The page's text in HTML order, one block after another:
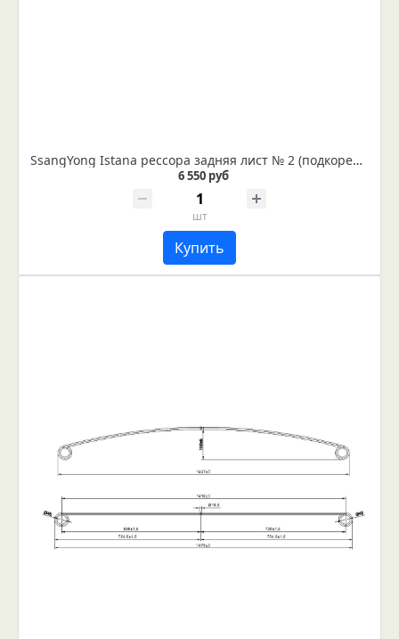
SsangYong Istana рессора задняя лист № 2 (подкоренной) IR 18-01-02
6 550 руб
шт
Купить